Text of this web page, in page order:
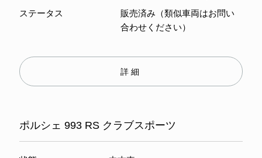
ステータス
販売済み（類似車両はお問い
合わせください）
詳細
ポルシェ 993 RS クラブスポーツ